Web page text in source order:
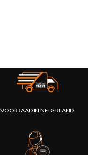
VOORRAAD IN NEDERLAND